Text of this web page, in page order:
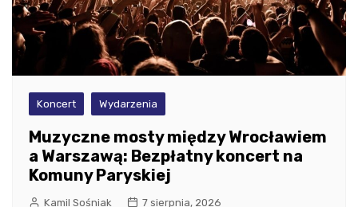
Koncert Wydarzenia
Muzyczne mosty między Wrocławiem
a Warszawą: Bezpłatny koncert na
Komuny Paryskiej
Kamil Sośniak 7 sierpnia, 2026